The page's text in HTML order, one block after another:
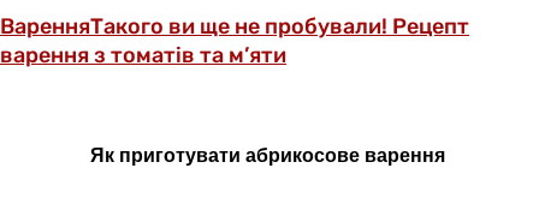
ВаренняТакого ви ще не пробували! Рецепт
варення з томатів та м’яти
Як приготувати абрикосове варення